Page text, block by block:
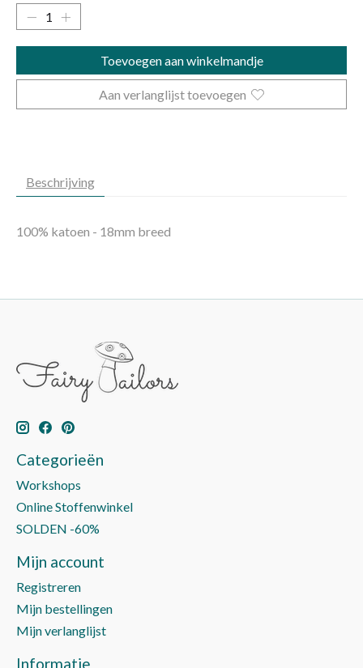
Toevoegen aan winkelmandje
Aan verlanglijst toevoegen
Beschrijving
100% katoen - 18mm breed
Categorieën
Workshops
Online Stoffenwinkel
SOLDEN -60%
Mijn account
Registreren
Mijn bestellingen
Mijn verlanglijst
Informatie